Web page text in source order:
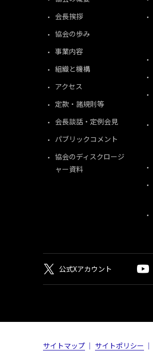
会長挨拶
協会の歩み
事業内容
組織と機構
アクセス
定款・諸規則等
会長談話・定例会見
パブリックコメント
協会のディスクロージ
ャー資料
公式Xアカウント
サイトマップ サイトポリシー